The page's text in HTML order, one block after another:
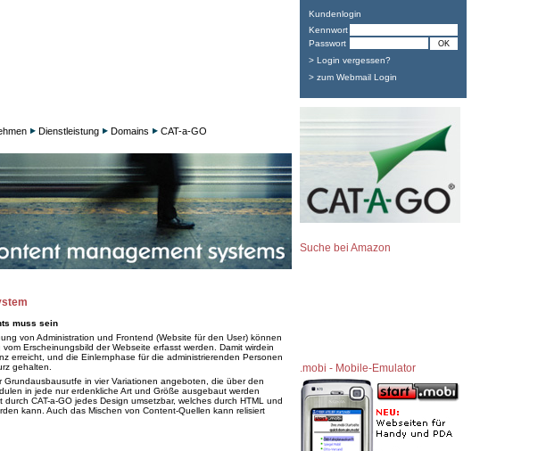
Dienstleistung Domains CAT-a-GO
muss sein
von Administration und Frontend (Website für den User) können
Erscheinungsbild der Webseite erfasst werden. Damit wirdein
erreicht, und die Einlernphase für die administrierenden Personen
gehalten.
Grundausbausutfe in vier Variationen angeboten, die über den
in jede nur erdenkliche Art und Größe ausgebaut werden
durch CAT-a-GO jedes Design umsetzbar, welches durch HTML und
kann. Auch das Mischen von Content-Quellen kann relisiert
Kundenlogin
Kennwort
Passwort
> Login vergessen?
> zum Webmail Login
Suche bei Amazon
.mobi - Mobile-Emulator